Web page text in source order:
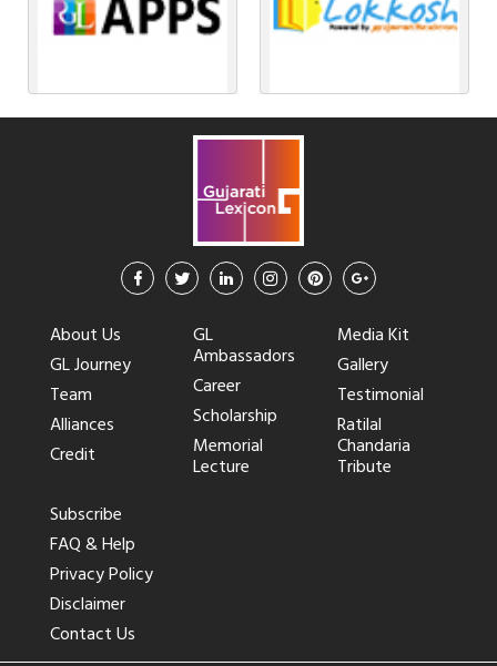
About Us
GL Journey
Team
Alliances
Credit
GL
Ambassadors
Career
Scholarship
Memorial
Lecture
Media Kit
Gallery
Testimonial
Ratilal
Chandaria
Tribute
Subscribe
FAQ & Help
Privacy Policy
Disclaimer
Contact Us